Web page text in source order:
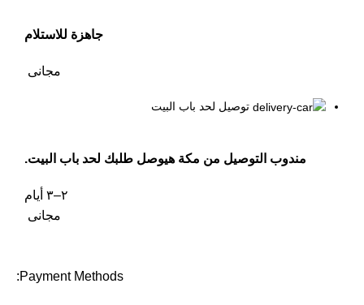
جاهزة للاستلام
مجانى
توصيل لحد باب البيت
مندوب التوصيل من مكة هيوصل طلبك لحد باب البيت.
٢–٣ أيام
مجانى
Payment Methods: